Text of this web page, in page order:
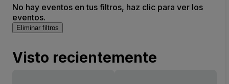
No hay eventos en tus filtros, haz clic para ver los
eventos.
Eliminar filtros
Visto recientemente